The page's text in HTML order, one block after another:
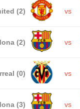
(2) vs
(2) vs
(0) vs
(3) vs